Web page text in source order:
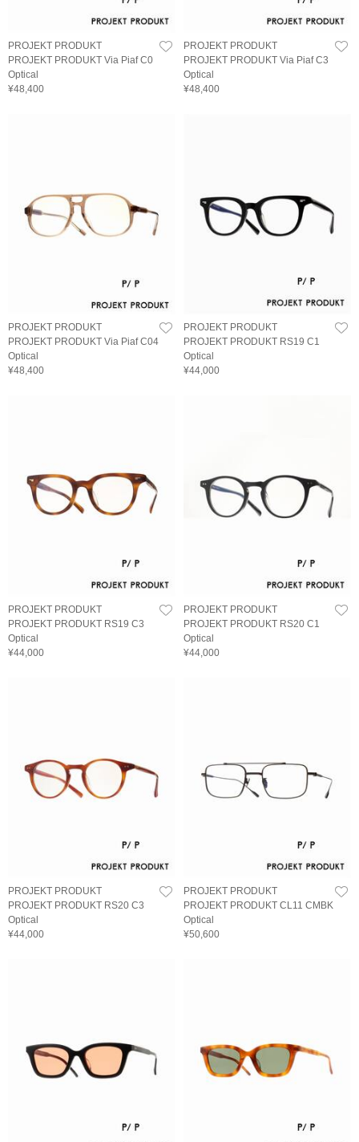
PROJEKT PRODUKT
PROJEKT PRODUKT Via Piaf C0
Optical
¥48,400
PROJEKT PRODUKT
PROJEKT PRODUKT Via Piaf C3
Optical
¥48,400
PROJEKT PRODUKT
PROJEKT PRODUKT Via Piaf C04
Optical
¥48,400
PROJEKT PRODUKT
PROJEKT PRODUKT RS19 C1
Optical
¥44,000
PROJEKT PRODUKT
PROJEKT PRODUKT RS19 C3
Optical
¥44,000
PROJEKT PRODUKT
PROJEKT PRODUKT RS20 C1
Optical
¥44,000
PROJEKT PRODUKT
PROJEKT PRODUKT RS20 C3
Optical
¥44,000
PROJEKT PRODUKT
PROJEKT PRODUKT CL11 CMBK
Optical
¥50,600